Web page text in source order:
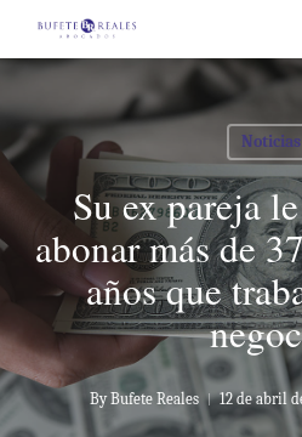
to
content
Noticias
Su ex pareja
abonar más de
años que
By Bufete Reales 12 de abril